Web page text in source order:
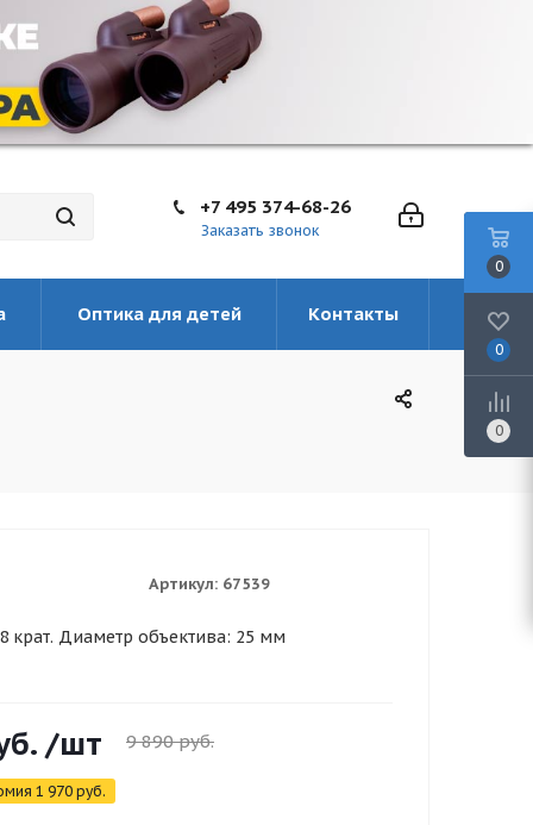
+7 495 374-68-26
Заказать звонок
Оптика для детей Контакты
Артикул: 67539
крат. Диаметр объектива: 25 мм
/шт 9 890руб.
1 970 руб.
0
0
0